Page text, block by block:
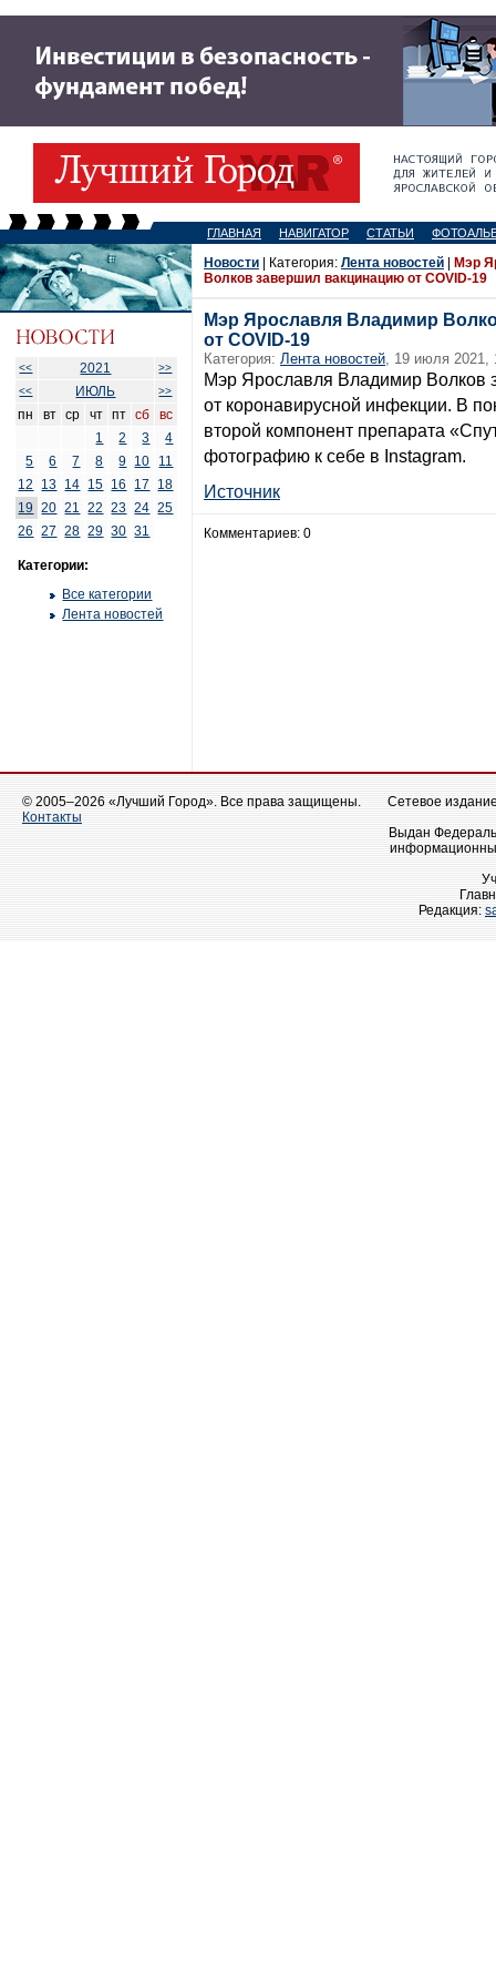
ГЛАВНАЯ НАВИГАТОР СТАТЬИ
<< 2021
>>
<<
ИЮЛЬ >>
пн вт ср чт пт сб
вс
1
2 3
4
5
6 7 8 9 10
11
12
13 14 15 16 17
18
19
20 21 22 23 24 25
26
27 28 29 30 31
Категории:
Все категории
Лента новостей
Новости | Категория: Лента новостей
Мэр
Волков завершил вакцинацию от COVID-19
Мэр Ярославля Владимир
от COVID-19
Категория: Лента новостей, 19 июля 2021,
Мэр Ярославля Владимир Волков
от коронавирусной инфекции. В
второй компонент препарата
фотографию к себе в Instagram.
Источник
Комментариев: 0
© 2005–2026 «Лучший Город». Все права защищены.
Контакты
Сетевое
Выдан
Редакция: